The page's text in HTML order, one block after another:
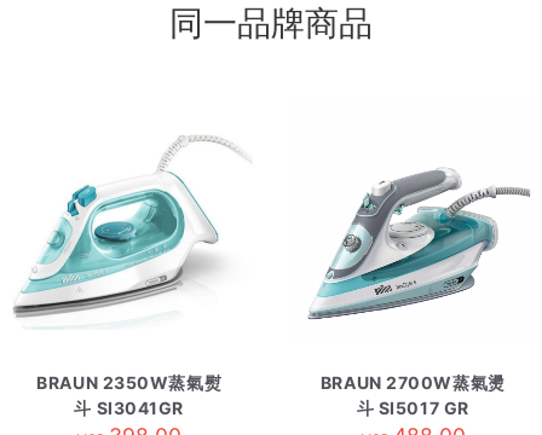
同一品牌商品
BRAUN 2350W蒸氣熨
斗 SI3041GR
BRAUN 2700W蒸氣燙
斗 SI5017 GR